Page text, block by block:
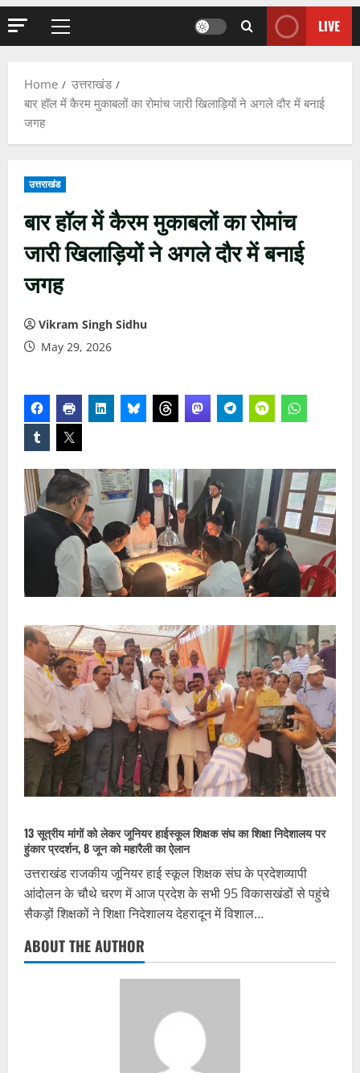
Primary
LIVE
Home
उत्तराखंड
बार हॉल में कैरम मुकाबलों का रोमांच जारी खिलाड़ियों ने अगले दौर में बनाई
जगह
उत्तराखंड
बार हॉल में कैरम मुकाबलों का रोमांच
जारी खिलाड़ियों ने अगले दौर में बनाई
जगह
Vikram Singh Sidhu
May 29, 2026
13 सूत्रीय मांगों को लेकर जूनियर हाईस्कूल शिक्षक संघ का शिक्षा निदेशालय पर
हुंकार प्रदर्शन, 8 जून को महारैली का ऐलान
उत्तराखंड राजकीय जूनियर हाई स्कूल शिक्षक संघ के प्रदेशव्यापी
आंदोलन के चौथे चरण में आज प्रदेश के सभी 95 विकासखंडों से पहुंचे
सैकड़ों शिक्षकों ने शिक्षा निदेशालय देहरादून में विशाल…
ABOUT THE AUTHOR